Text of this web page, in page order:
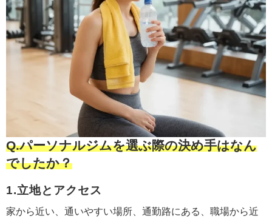
Q.パーソナルジムを選ぶ際の決め手はなん
でしたか？
1.立地とアクセス
家から近い、通いやすい場所、 通勤路にある、 職場から近